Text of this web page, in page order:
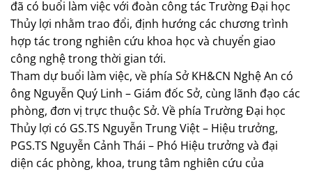
đã có buổi làm việc với đoàn công tác Trường Đại học
Thủy lợi nhằm trao đổi, định hướng các chương trình
hợp tác trong nghiên cứu khoa học và chuyển giao
công nghệ trong thời gian tới.
Tham dự buổi làm việc, về phía Sở KH&CN Nghệ An có
ông Nguyễn Quý Linh – Giám đốc Sở, cùng lãnh đạo các
phòng, đơn vị trực thuộc Sở. Về phía Trường Đại học
Thủy lợi có GS.TS Nguyễn Trung Việt – Hiệu trưởng,
PGS.TS Nguyễn Cảnh Thái – Phó Hiệu trưởng và đại
diện các phòng, khoa, trung tâm nghiên cứu của